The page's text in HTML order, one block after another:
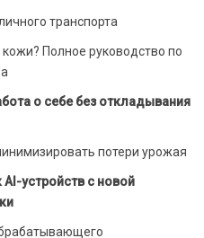
транспорта
Полное руководство по
о себе без откладывания
потери урожая
устройств с новой